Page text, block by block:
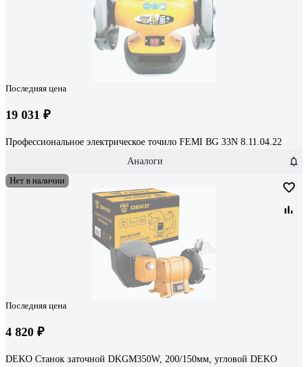
Последняя цена
19 031 ₽
Профессиональное электрическое точило FEMI BG 33N 8.11.04.22
Аналоги
Нет в наличии
Последняя цена
4 820 ₽
DEKO Станок заточной DKGM350W, 200/150мм, угловой DEKO